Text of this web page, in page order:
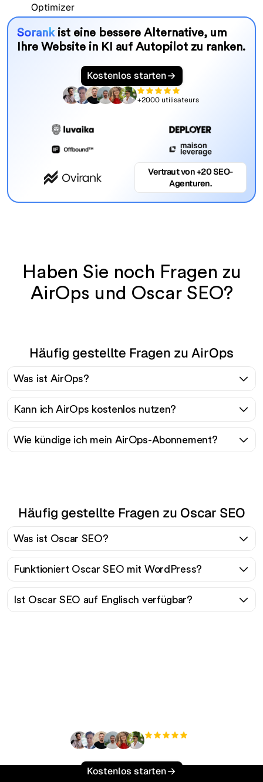
Sorankist eine bessere Alternative, um
Ihre Website in KI auf Autopilot zu ranken.
Kostenlos starten
+2000 utilisateurs
Vertraut von +20 SEO-
Agenturen.
Haben Sie noch Fragen zu
AirOps und Oscar SEO?
Häufig gestellte Fragen zu AirOps
Was ist AirOps?
Kann ich AirOps kostenlos nutzen?
Wie kündige ich mein AirOps-Abonnement?
Häufig gestellte Fragen zu Oscar SEO
Was ist Oscar SEO?
Funktioniert Oscar SEO mit WordPress?
Ist Oscar SEO auf Englisch verfügbar?
Kostenlos starten